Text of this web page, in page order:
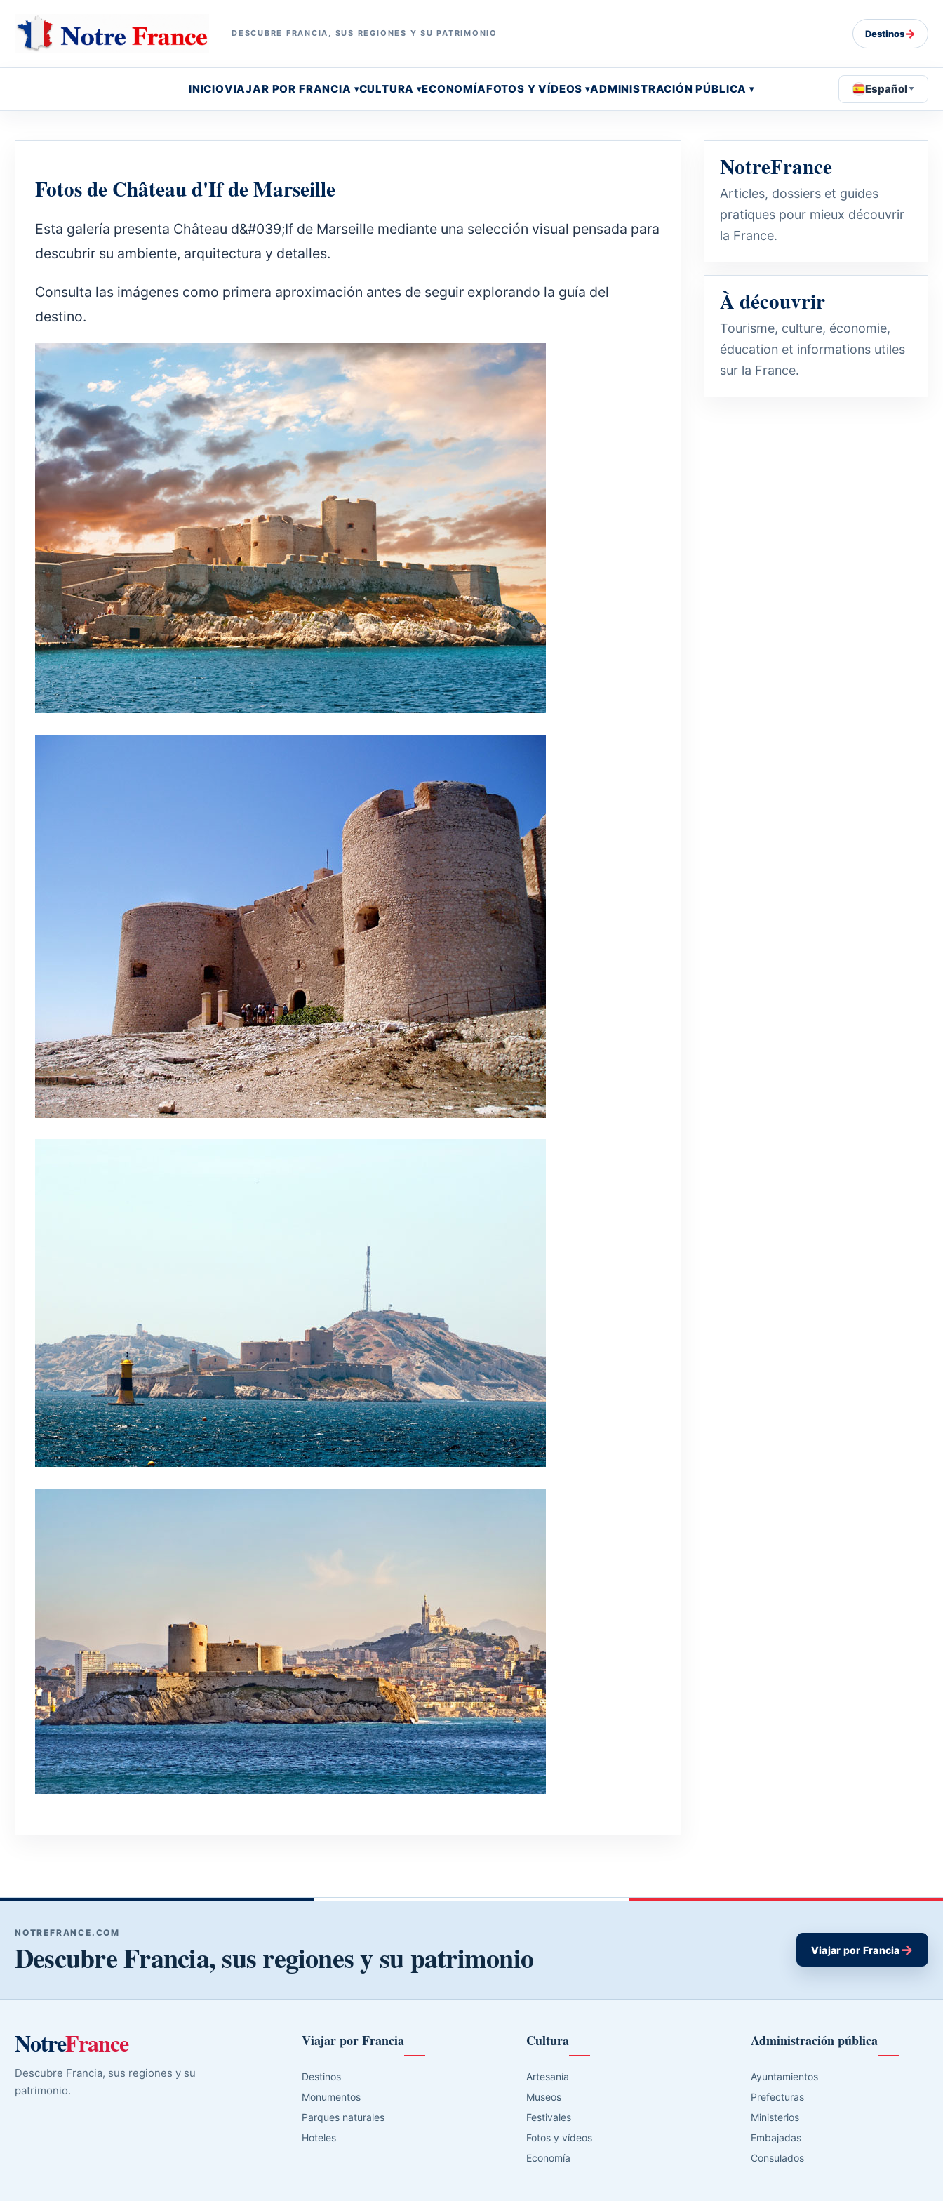
DESCUBRE FRANCIA, SUS REGIONES Y SU PATRIMONIO Destinos→
INICIOVIAJAR POR FRANCIA CULTURA ECONOMÍAFOTOS Y VÍDEOS ADMINISTRACIÓN PÚBLICA Español
Fotos de Château d'If de Marseille
Esta galería presenta Château d&#039;If de Marseille mediante una selección visual pensada para
descubrir su ambiente, arquitectura y detalles.
Consulta las imágenes como primera aproximación antes de seguir explorando la guía del
destino.
NotreFrance
Articles, dossiers et guides
pratiques pour mieux découvrir
la France.
À découvrir
Tourisme, culture, économie,
éducation et informations utiles
sur la France.
NOTREFRANCE.COM
Descubre Francia, sus regiones y su patrimonio Viajar por Francia→
NotreFrance
Descubre Francia, sus regiones y su
patrimonio.
Viajar por Francia
Destinos
Monumentos
Parques naturales
Hoteles
Cultura
Artesanía
Museos
Festivales
Fotos y vídeos
Economía
Administración pública
Ayuntamientos
Prefecturas
Ministerios
Embajadas
Consulados